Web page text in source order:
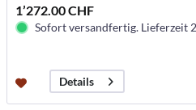
1’272.00 CHF
Sofort versandfertig. Lieferzeit
Details